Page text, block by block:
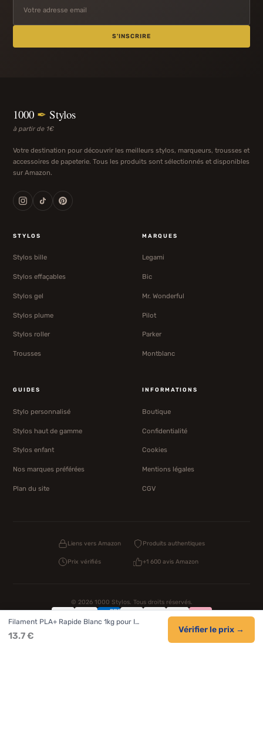
S'INSCRIRE
1000 ✒ Stylos
à partir de 1€
Votre destination pour découvrir les meilleurs stylos, marqueurs, trousses et
accessoires de papeterie. Tous les produits sont sélectionnés et disponibles
sur Amazon.
STYLOS
Stylos bille
Stylos effaçables
Stylos gel
Stylos plume
Stylos roller
Trousses
MARQUES
Legami
Bic
Mr. Wonderful
Pilot
Parker
Montblanc
GUIDES
Stylo personnalisé
Stylos haut de gamme
Stylos enfant
Nos marques préférées
Plan du site
INFORMATIONS
Boutique
Confidentialité
Cookies
Mentions légales
CGV
Liens vers Amazon Produits authentiques
Prix vérifiés +1 600 avis Amazon
© 2026 1000 Stylos. Tous droits réservés.
Confidentialité
Filament PLA+ Rapide Blanc 1kg pour I…
13.7 €
Vérifier le prix →